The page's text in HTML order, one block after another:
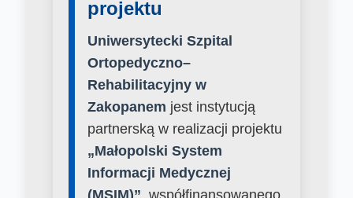
projektu
Uniwersytecki Szpital
Ortopedyczno–
Rehabilitacyjny w
Zakopanem jest instytucją
partnerską w realizacji projektu
„Małopolski System
Informacji Medycznej